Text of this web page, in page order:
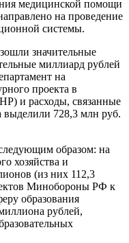
медицинской помощи
на проведение
системы.
значительные
миллиард рублей
на
проекта в
и расходы, связанные
выделили 728,3 млн руб.
образом: на
хозяйства и
(из них 112,3
Минобороны РФ к
образования
рублей,